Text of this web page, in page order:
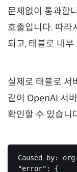
문제없이 통과합
호출입니다. 따라
되고, 태블로 내
실제로 태블로 서
같이 OpenAI 서
확인할 수 있습니
Caused by:
"error": {